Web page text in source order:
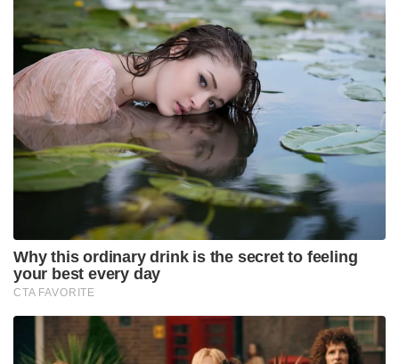
ചെയ്യേണ്ടിവന്നു. ശസ്ത്രക്രിയയ്ക്ക് ശേഷം അലക്സ്
ഇപ്പോൾ സുഖം പ്രാപിച്ചു വരികയാണ് എന്നാണ്
കോട്നി വ്യക്തമാക്കുന്നത്.
Tags: AI ChatGPT